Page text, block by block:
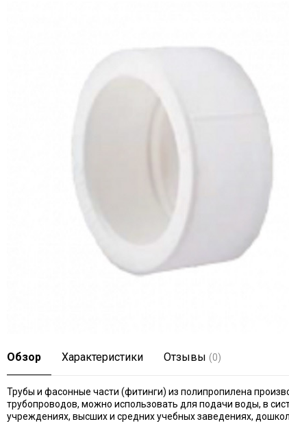
Обзор Характеристики Отзывы (0)
Трубы и фасонные части (фитинги) из полипропилена
трубопроводов, можно использовать для подачи воды, в
учреждениях, высших и средних учебных заведениях,